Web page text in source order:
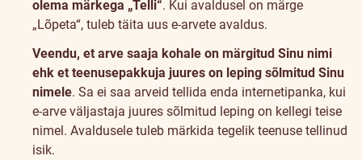
olema märkega „Telli“. Kui avaldusel on märge
„Lõpeta“, tuleb täita uus e-arvete avaldus.
Veendu, et arve saaja kohale on märgitud Sinu nimi
ehk et teenusepakkuja juures on leping sõlmitud Sinu
nimele. Sa ei saa arveid tellida enda internetipanka, kui
e-arve väljastaja juures sõlmitud leping on kellegi teise
nimel. Avaldusele tuleb märkida tegelik teenuse tellinud
isik.